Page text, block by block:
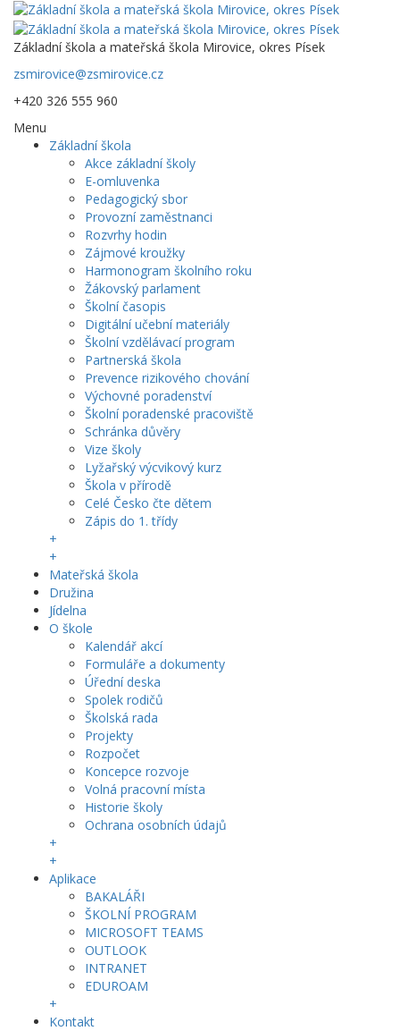
Základní škola a mateřská škola Mirovice, okres Písek
zsmirovice@zsmirovice.cz
+420 326 555 960
Menu
Základní škola
Akce základní školy
E-omluvenka
Pedagogický sbor
Provozní zaměstnanci
Rozvrhy hodin
Zájmové kroužky
Harmonogram školního roku
Žákovský parlament
Školní časopis
Digitální učební materiály
Školní vzdělávací program
Partnerská škola
Prevence rizikového chování
Výchovné poradenství
Školní poradenské pracoviště
Schránka důvěry
Vize školy
Lyžařský výcvikový kurz
Škola v přírodě
Celé Česko čte dětem
Zápis do 1. třídy
+
+
Mateřská škola
Družina
Jídelna
O škole
Kalendář akcí
Formuláře a dokumenty
Úřední deska
Spolek rodičů
Školská rada
Projekty
Rozpočet
Koncepce rozvoje
Volná pracovní místa
Historie školy
Ochrana osobních údajů
+
+
Aplikace
BAKALÁŘI
ŠKOLNÍ PROGRAM
MICROSOFT TEAMS
OUTLOOK
INTRANET
EDUROAM
+
Kontakt